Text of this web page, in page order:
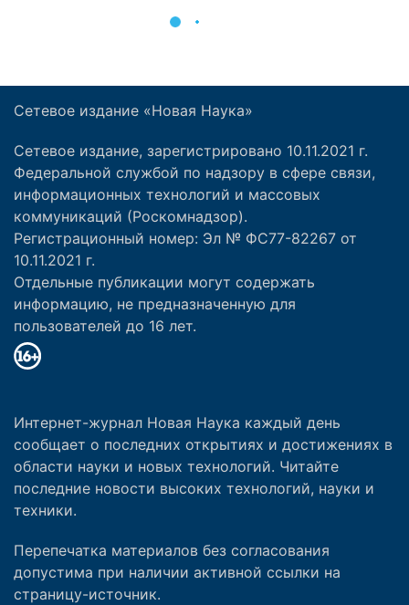
Сетевое издание «Новая Наука»
Сетевое издание, зарегистрировано 10.11.2021 г.
Федеральной службой по надзору в сфере связи,
информационных технологий и массовых
коммуникаций (Роскомнадзор).
Регистрационный номер: Эл № ФС77-82267 от
10.11.2021 г.
Отдельные публикации могут содержать
информацию, не предназначенную для
пользователей до 16 лет.
Интернет-журнал Новая Наука каждый день
сообщает о последних открытиях и достижениях в
области науки и новых технологий. Читайте
последние новости высоких технологий, науки и
техники.
Перепечатка материалов без согласования
допустима при наличии активной ссылки на
страницу-источник.